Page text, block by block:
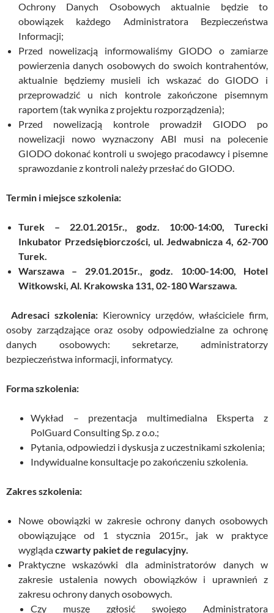
Ochrony Danych Osobowych aktualnie będzie to
obowiązek każdego Administratora Bezpieczeństwa
Informacji;
Przed nowelizacją informowaliśmy GIODO o zamiarze
powierzenia danych osobowych do swoich kontrahentów,
aktualnie będziemy musieli ich wskazać do GIODO i
przeprowadzić u nich kontrole zakończone pisemnym
raportem (tak wynika z projektu rozporządzenia);
Przed nowelizacją kontrole prowadził GIODO po
nowelizacji nowo wyznaczony ABI musi na polecenie
GIODO dokonać kontroli u swojego pracodawcy i pisemne
sprawozdanie z kontroli należy przesłać do GIODO.
Termin i miejsce szkolenia:
Turek – 22.01.2015r., godz. 10:00-14:00, Turecki
Inkubator Przedsiębiorczości, ul. Jedwabnicza 4, 62-700
Turek.
Warszawa – 29.01.2015r., godz. 10:00-14:00, Hotel
Witkowski, Al. Krakowska 131, 02-180 Warszawa.
Adresaci szkolenia: Kierownicy urzędów, właściciele firm,
osoby zarządzające oraz osoby odpowiedzialne za ochronę
danych osobowych: sekretarze, administratorzy
bezpieczeństwa informacji, informatycy.
Forma szkolenia:
Wykład – prezentacja multimedialna Eksperta z
PolGuard Consulting Sp. z o.o.;
Pytania, odpowiedzi i dyskusja z uczestnikami szkolenia;
Indywidualne konsultacje po zakończeniu szkolenia.
Zakres szkolenia:
Nowe obowiązki w zakresie ochrony danych osobowych
obowiązujące od 1 stycznia 2015r., jak w praktyce
wyglądaczwarty pakiet de regulacyjny.
Praktyczne wskazówki dla administratorów danych w
zakresie ustalenia nowych obowiązków i uprawnień z
zakresu ochrony danych osobowych.
Czy muszę zgłosić swojego Administratora